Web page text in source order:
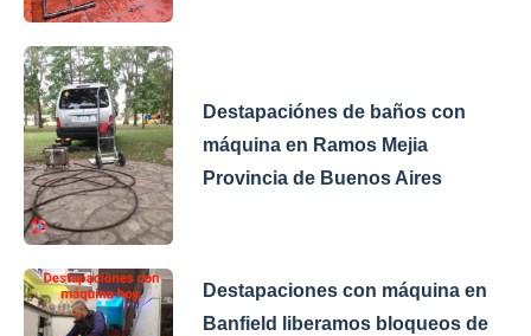
Destapaciónes de baños con
máquina en Ramos Mejia
Provincia de Buenos Aires
Destapaciones con máquina en
Banfield liberamos bloqueos de